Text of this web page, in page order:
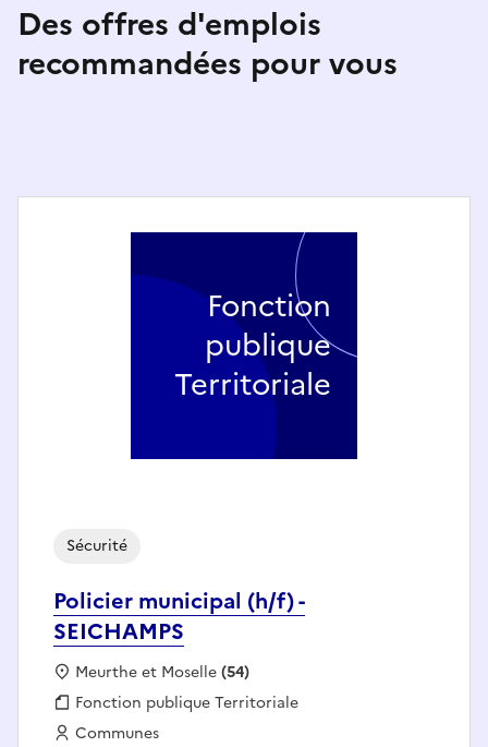
Des offres d'emplois
recommandées pour vous
Policier municipal (h/f) -
SEICHAMPS
Sécurité
Localisation :
Meurthe et Moselle(54)
Fonction publique :
Fonction publique Territoriale
Employeur :
Communes
Fonction
publique
Territoriale